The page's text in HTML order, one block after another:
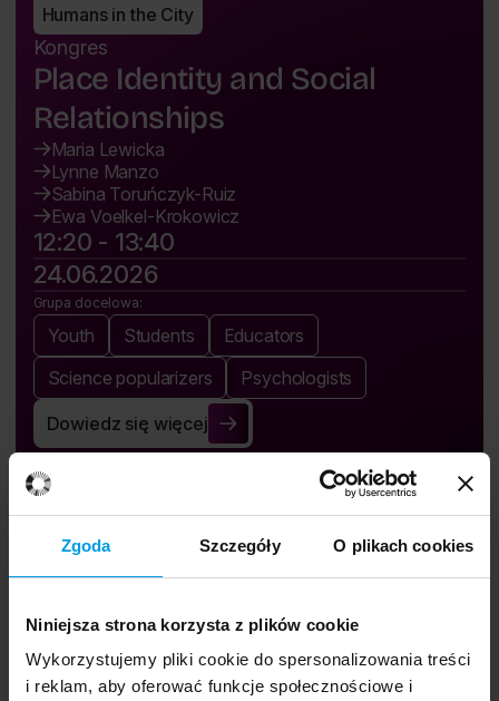
Zgoda Szczegóły O plikach cookies
Niniejsza strona korzysta z plików cookie
Wykorzystujemy pliki cookie do spersonalizowania treści
i reklam, aby oferować funkcje społecznościowe i
Humans in the City
Kongres
Place Identity and Social
Relationships
Maria Lewicka
Lynne Manzo
Sabina Toruńczyk-Ruiz
Ewa Voelkel-Krokowicz
12:20 - 13:40
24.06.2026
Grupa docelowa:
Youth Students
Educators
Science popularizers
Psychologists
Dowiedz się więcej
Place Identity and Social Relationships
Festival app.